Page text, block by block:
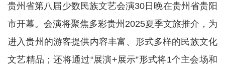
贵州省第八届少数民族文艺会演30日晚在贵州省贵阳
市开幕。会演将聚焦多彩贵州2025夏季文旅推介，为
进入贵州的游客提供内容丰富、形式多样的民族文化
文艺精品；还将通过“展演+展示”形式将1个主会场和